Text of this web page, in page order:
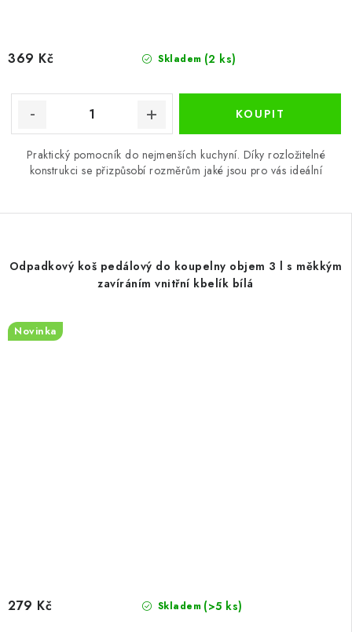
Skladem (2 ks)
369 Kč
Praktický pomocník do nejmenších kuchyní. Díky rozložitelné
konstrukci se přizpůsobí rozměrům jaké jsou pro vás ideální
Odpadkový koš pedálový do koupelny objem 3 l s měkkým
zavíráním vnitřní kbelík bílá
Novinka
Skladem (>5 ks)
279 Kč